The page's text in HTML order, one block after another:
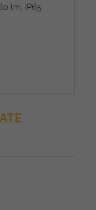
lm, IP65